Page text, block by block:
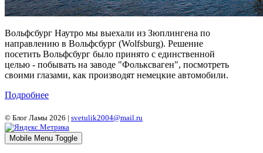
Вольфсбург Наутро мы выехали из Зюплингена по
направлению в Вольфсбург (Wolfsburg). Решение
посетить Вольфсбург было принято с единственной
целью - побывать на заводе "Фольксваген", посмотреть
своими глазами, как производят немецкие автомобили.
Подробнее
© Блог Ламы 2026 | svetulik2004@mail.ru
Mobile Menu Toggle